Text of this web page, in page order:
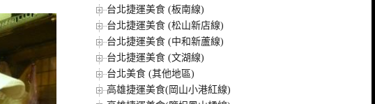
台北捷運美食 (板南線)
台北捷運美食 (松山新店線)
台北捷運美食 (中和新蘆線)
台北捷運美食 (文湖線)
台北美食 (其他地區)
高雄捷運美食(岡山小港紅線)